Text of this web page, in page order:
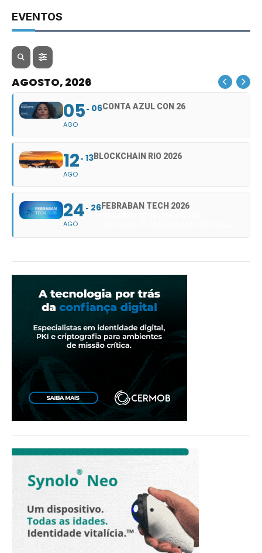
EVENTOS
AGOSTO, 2026
05
AGO
06CONTA AZUL CON 26
12
AGO
13BLOCKCHAIN RIO 2026
24
AGO
26FEBRABAN TECH 2026